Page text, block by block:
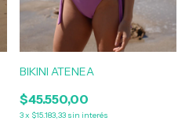
BIKINI ATENEA
$45.550,00
3x $15.183,33 sin interés